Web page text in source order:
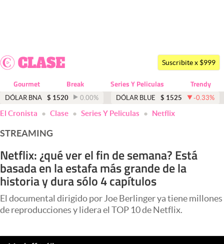
Dólar
Economía y Política
Finanzas y Mercados
Mercados Online
Negocios
Columnistas
Apertura
Suscribite x $999
Gourmet Break Series Y Peliculas Trendy
DÓLAR BNA $ 1520 0.00% DÓLAR BLUE $ 1525 -0.33%
El Cronista Clase Series Y Peliculas Netflix
STREAMING
Netflix: ¿qué ver el fin de semana? Está
basada en la estafa más grande de la
historia y dura sólo 4 capítulos
El documental dirigido por Joe Berlinger ya tiene millones
de reproducciones y lidera el TOP 10 de Netflix.